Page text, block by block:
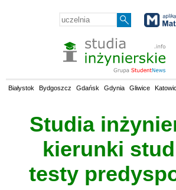
Białystok Bydgoszcz Gdańsk Gdynia Gliwice
Studia
kierunki
testy